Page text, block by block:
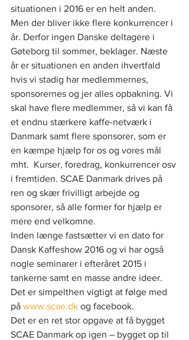
situationen i 2016 er en helt anden.
Men der bliver ikke flere konkurrencer i
år. Derfor ingen Danske deltagere i
Gøteborg til sommer, beklager. Næste
år er situationen en anden ihvertfald
hvis vi stadig har medlemmernes,
sponsorernes og jer alles opbakning. Vi
skal have flere medlemmer, så vi kan få
et endnu stærkere kaffe-netværk i
Danmark samt flere sponsorer, som er
en kæmpe hjælp for os og vores mål
mht.  Kurser, foredrag, konkurrencer osv
i fremtiden. SCAE Danmark drives på
ren og skær frivilligt arbejde og
sponsorer, så alle former for hjælp er
mere end velkomne.
Inden længe fastsætter vi en dato for
Dansk Kaffeshow 2016 og vi har også
nogle seminarer i efteråret 2015 i
tankerne samt en masse andre ideer.
Det er simpelthen vigtigt at følge med
på www.scae.dk og facebook.
Det er en ret stor opgave at få bygget
SCAE Danmark op igen – bygget op til